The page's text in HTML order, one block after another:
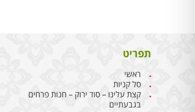
תפריט
ראשי
סל קניות
קצת עלינו – סוד ירוק – חנות פרחים
בגבעתיים